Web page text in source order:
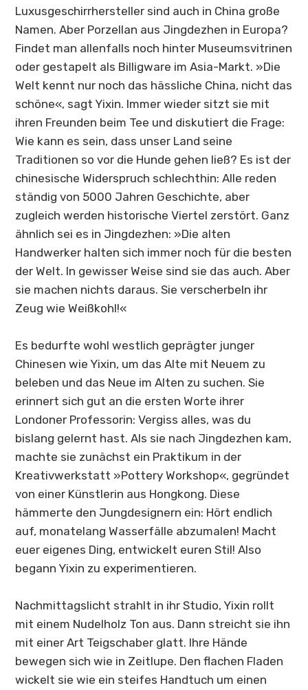
Luxusgeschirrhersteller sind auch in China große
Namen. Aber Porzellan aus Jingdezhen in Europa?
Findet man allenfalls noch hinter Museumsvitrinen
oder gestapelt als Billigware im Asia-Markt. »Die
Welt kennt nur noch das hässliche China, nicht das
schöne«, sagt Yixin. Immer wieder sitzt sie mit
ihren Freunden beim Tee und diskutiert die Frage:
Wie kann es sein, dass unser Land seine
Traditionen so vor die Hunde gehen ließ? Es ist der
chinesische Widerspruch schlechthin: Alle reden
ständig von 5000 Jahren Geschichte, aber
zugleich werden historische Viertel zerstört. Ganz
ähnlich sei es in Jingdezhen: »Die alten
Handwerker halten sich immer noch für die besten
der Welt. In gewisser Weise sind sie das auch. Aber
sie machen nichts daraus. Sie verscherbeln ihr
Zeug wie Weißkohl!«
Es bedurfte wohl westlich geprägter junger
Chinesen wie Yixin, um das Alte mit Neuem zu
beleben und das Neue im Alten zu suchen. Sie
erinnert sich gut an die ersten Worte ihrer
Londoner Professorin: Vergiss alles, was du
bislang gelernt hast. Als sie nach Jingdezhen kam,
machte sie zunächst ein Praktikum in der
Kreativwerkstatt »Pottery Workshop«, gegründet
von einer Künstlerin aus Hongkong. Diese
hämmerte den Jungdesignern ein: Hört endlich
auf, monatelang Wasserfälle abzumalen! Macht
euer eigenes Ding, entwickelt euren Stil! Also
begann Yixin zu experimentieren.
Nachmittagslicht strahlt in ihr Studio, Yixin rollt
mit einem Nudelholz Ton aus. Dann streicht sie ihn
mit einer Art Teigschaber glatt. Ihre Hände
bewegen sich wie in Zeitlupe. Den flachen Fladen
wickelt sie wie ein steifes Handtuch um einen